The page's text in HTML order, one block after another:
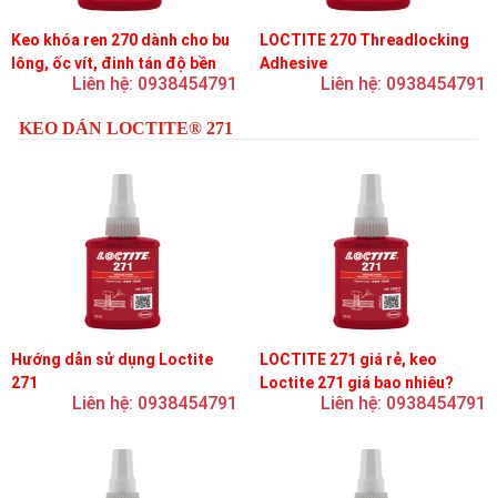
Keo khóa ren 270 dành cho bu
lông, ốc vít, đinh tán độ bền
cao, khóa vĩnh viễn
Liên hệ: 0938454791
LOCTITE 270 Threadlocking
Adhesive
Liên hệ: 0938454791
KEO DÁN LOCTITE® 271
Hướng dẫn sử dụng Loctite
271
Liên hệ: 0938454791
LOCTITE 271 giá rẻ, keo
Loctite 271 giá bao nhiêu?
Liên hệ: 0938454791